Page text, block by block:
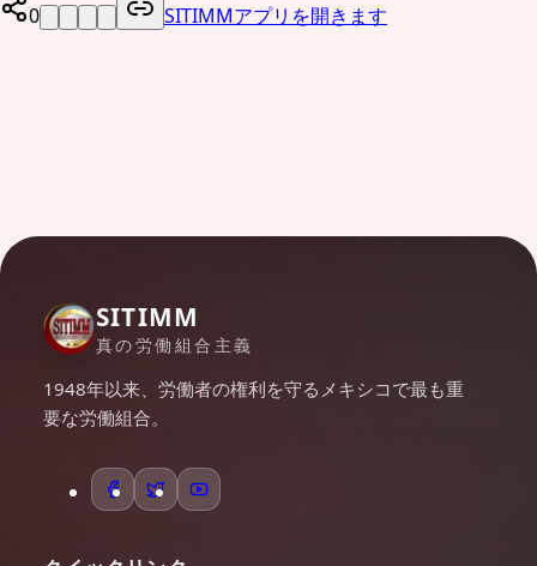
0 SITIMMアプリを開きます
SITIMM
真の労働組合主義
1948年以来、労働者の権利を守るメキシコで最も重
要な労働組合。